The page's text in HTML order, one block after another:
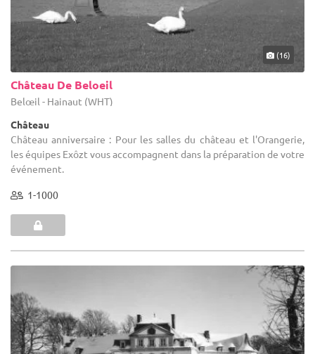
(16)
Château De Beloeil
Belœil - Hainaut (WHT)
Château
Château anniversaire : Pour les salles du château et l'Orangerie,
les équipes Exôzt vous accompagnent dans la préparation de votre
événement.
1-1000